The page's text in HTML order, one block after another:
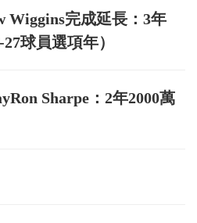
Wiggins完成延長：3年
球員選項年）
Sharpe：2年2000萬